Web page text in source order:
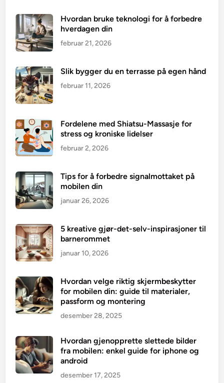
Hvordan bruke teknologi for å forbedre
hverdagen din
februar 21, 2026
Slik bygger du en terrasse på egen hånd
februar 11, 2026
Fordelene med Shiatsu-Massasje for
stress og kroniske lidelser
februar 2, 2026
Tips for å forbedre signalmottaket på
mobilen din
januar 26, 2026
5 kreative gjør-det-selv-inspirasjoner til
barnerommet
januar 10, 2026
Hvordan velge riktig skjermbeskytter
for mobilen din: guide til materialer,
passform og montering
desember 28, 2025
Hvordan gjenopprette slettede bilder
fra mobilen: enkel guide for iphone og
android
desember 17, 2025